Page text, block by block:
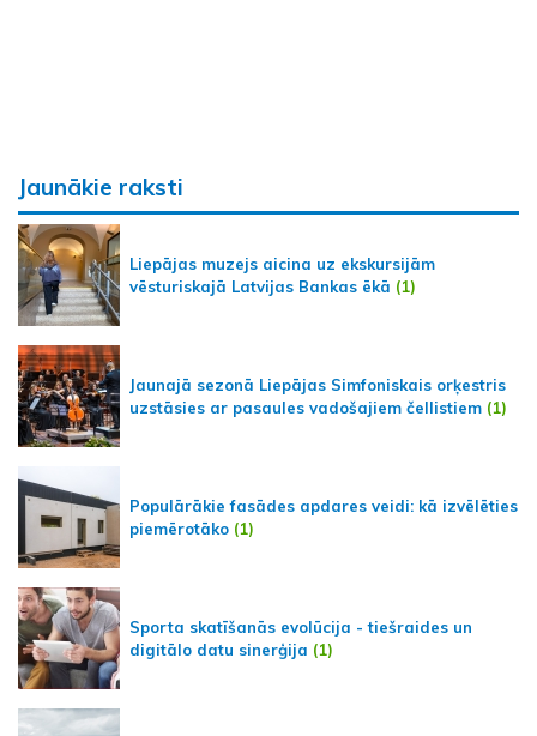
Jaunākie raksti
Liepājas muzejs aicina uz ekskursijām
vēsturiskajā Latvijas Bankas ēkā (1)
Jaunajā sezonā Liepājas Simfoniskais orķestris
uzstāsies ar pasaules vadošajiem čellistiem (1)
Populārākie fasādes apdares veidi: kā izvēlēties
piemērotāko (1)
Sporta skatīšanās evolūcija - tiešraides un
digitālo datu sinerģija (1)